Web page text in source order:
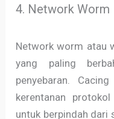
4. Network Worm
Network worm atau
yang paling
penyebaran.
kerentanan
untuk berpindah dari